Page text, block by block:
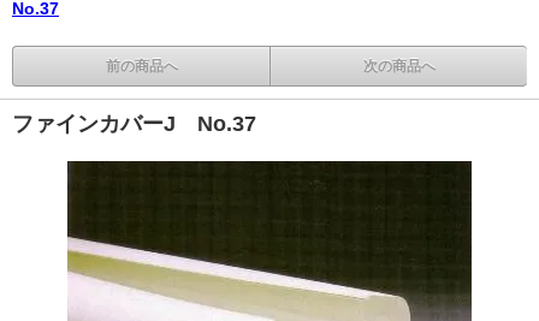
No.37
前の商品へ 次の商品へ
ファインカバーJ No.37